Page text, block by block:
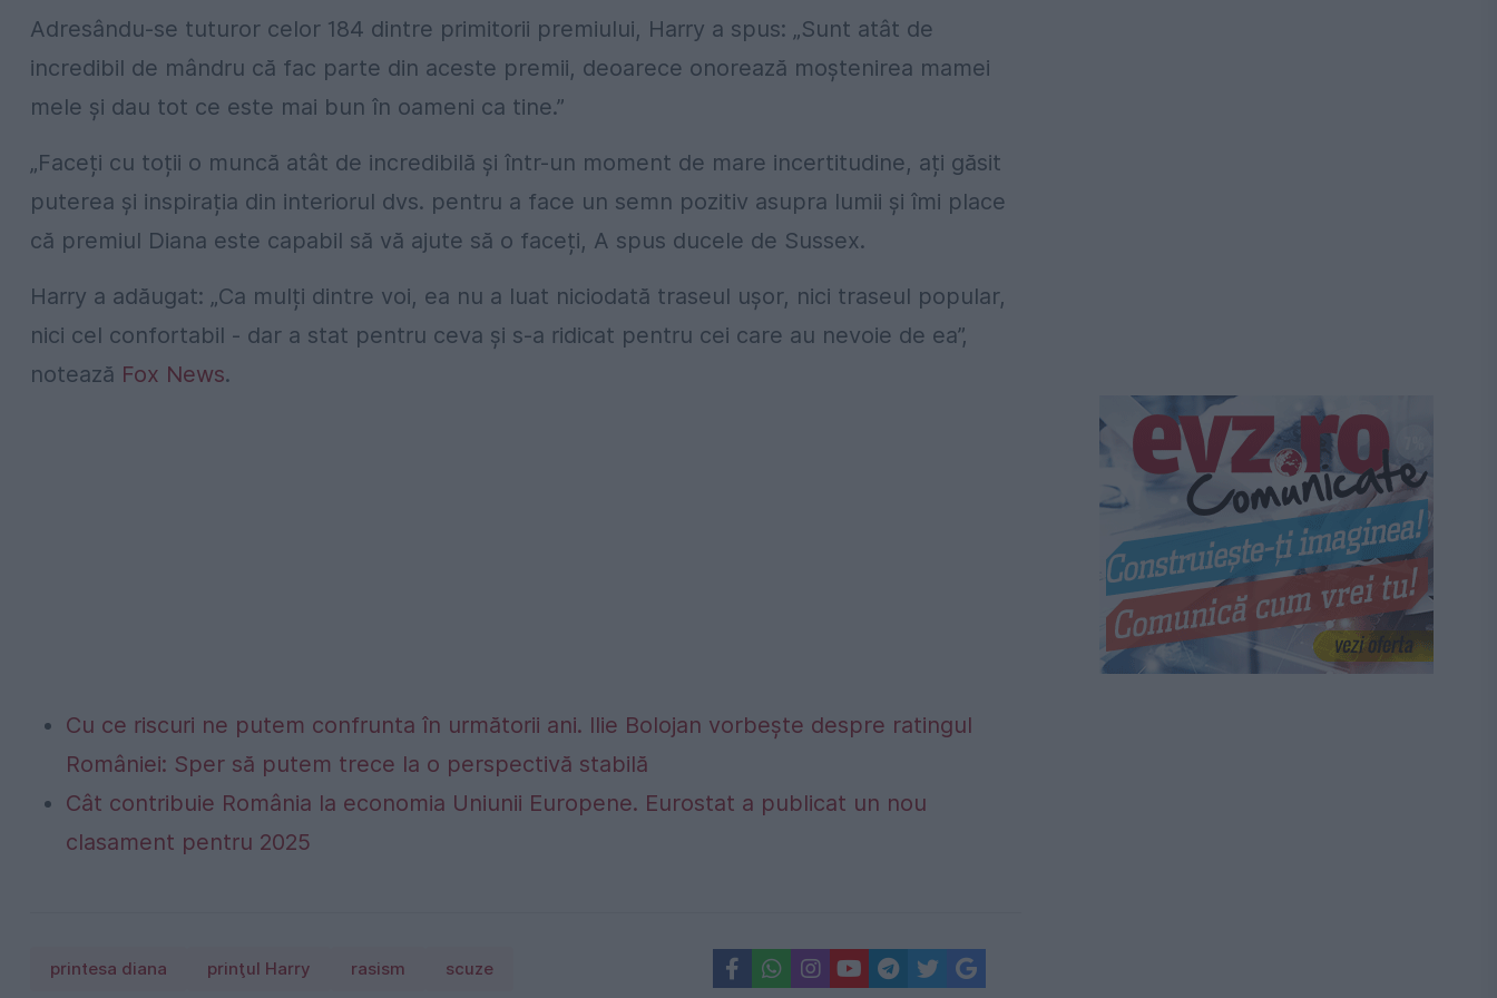
Adresându-se tuturor celor 184 dintre primitorii premiului, Harry a spus: „Sunt atât de
incredibil de mândru că fac parte din aceste premii, deoarece onorează moștenirea mamei
mele și dau tot ce este mai bun în oameni ca tine.”
„Faceți cu toții o muncă atât de incredibilă și într-un moment de mare incertitudine, ați găsit
puterea și inspirația din interiorul dvs. pentru a face un semn pozitiv asupra lumii și îmi place
că premiul Diana este capabil să vă ajute să o faceți, A spus ducele de Sussex.
Harry a adăugat: „Ca mulți dintre voi, ea nu a luat niciodată traseul ușor, nici traseul popular,
nici cel confortabil - dar a stat pentru ceva și s-a ridicat pentru cei care au nevoie de ea”,
notează Fox News.
Cu ce riscuri ne putem confrunta în următorii ani. Ilie Bolojan vorbește despre ratingul
României: Sper să putem trece la o perspectivă stabilă
Cât contribuie România la economia Uniunii Europene. Eurostat a publicat un nou
clasament pentru 2025
printesa diana prinţul Harry rasism scuze